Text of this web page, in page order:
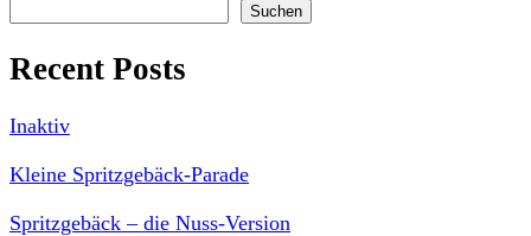
Suchen
Recent Posts
Inaktiv
Kleine Spritzgebäck-Parade
Spritzgebäck – die Nuss-Version